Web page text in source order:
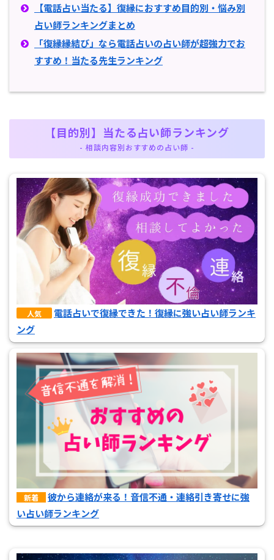
【電話占い当たる】復縁におすすめ目的別・悩み別
占い師ランキングまとめ
「復縁縁結び」なら電話占いの占い師が超強力でお
すすめ！当たる先生ランキング
【目的別】当たる占い師ランキング
- 相談内容別おすすめの占い師 -
人気
電話占いで復縁できた！復縁に強い占い師ランキ
ング
新着
彼から連絡が来る！音信不通・連絡引き寄せに強
い占い師ランキング